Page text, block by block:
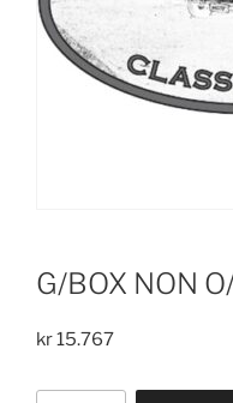
G/BOX NON
kr15.767